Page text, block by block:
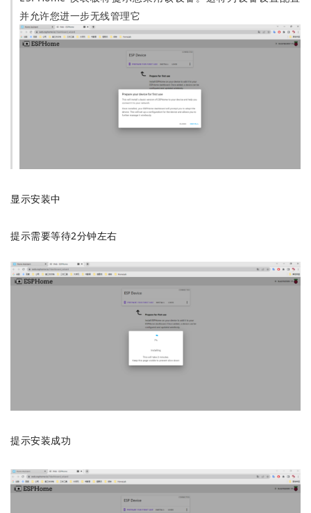
并允许您进一步无线管理它
显示安装中
提示需要等待2分钟左右
提示安装成功